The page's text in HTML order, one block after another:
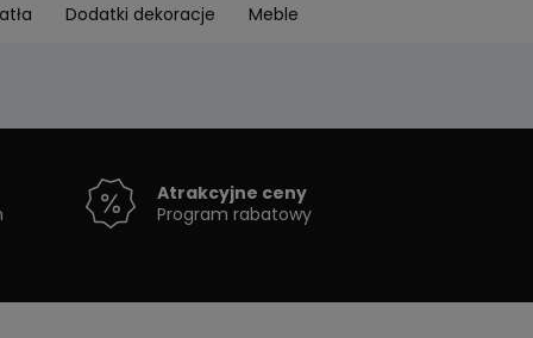
Dodatki dekoracje Meble
Atrakcyjne ceny
Program rabatowy